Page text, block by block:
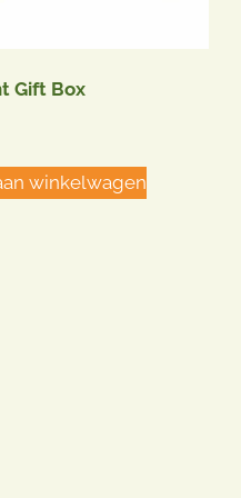
Gift Box
winkelwagen